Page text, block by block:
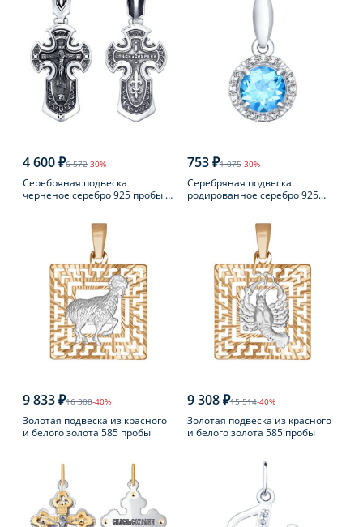
4 600 ₽6 572-30%
Серебряная подвеска
черненое серебро 925 пробы с
753 ₽1 075-30%
Серебряная подвеска
родированное серебро 925
9 833 ₽16 388-40%
Золотая подвеска из красного
и белого золота 585 пробы
9 308 ₽15 514-40%
Золотая подвеска из красного
и белого золота 585 пробы